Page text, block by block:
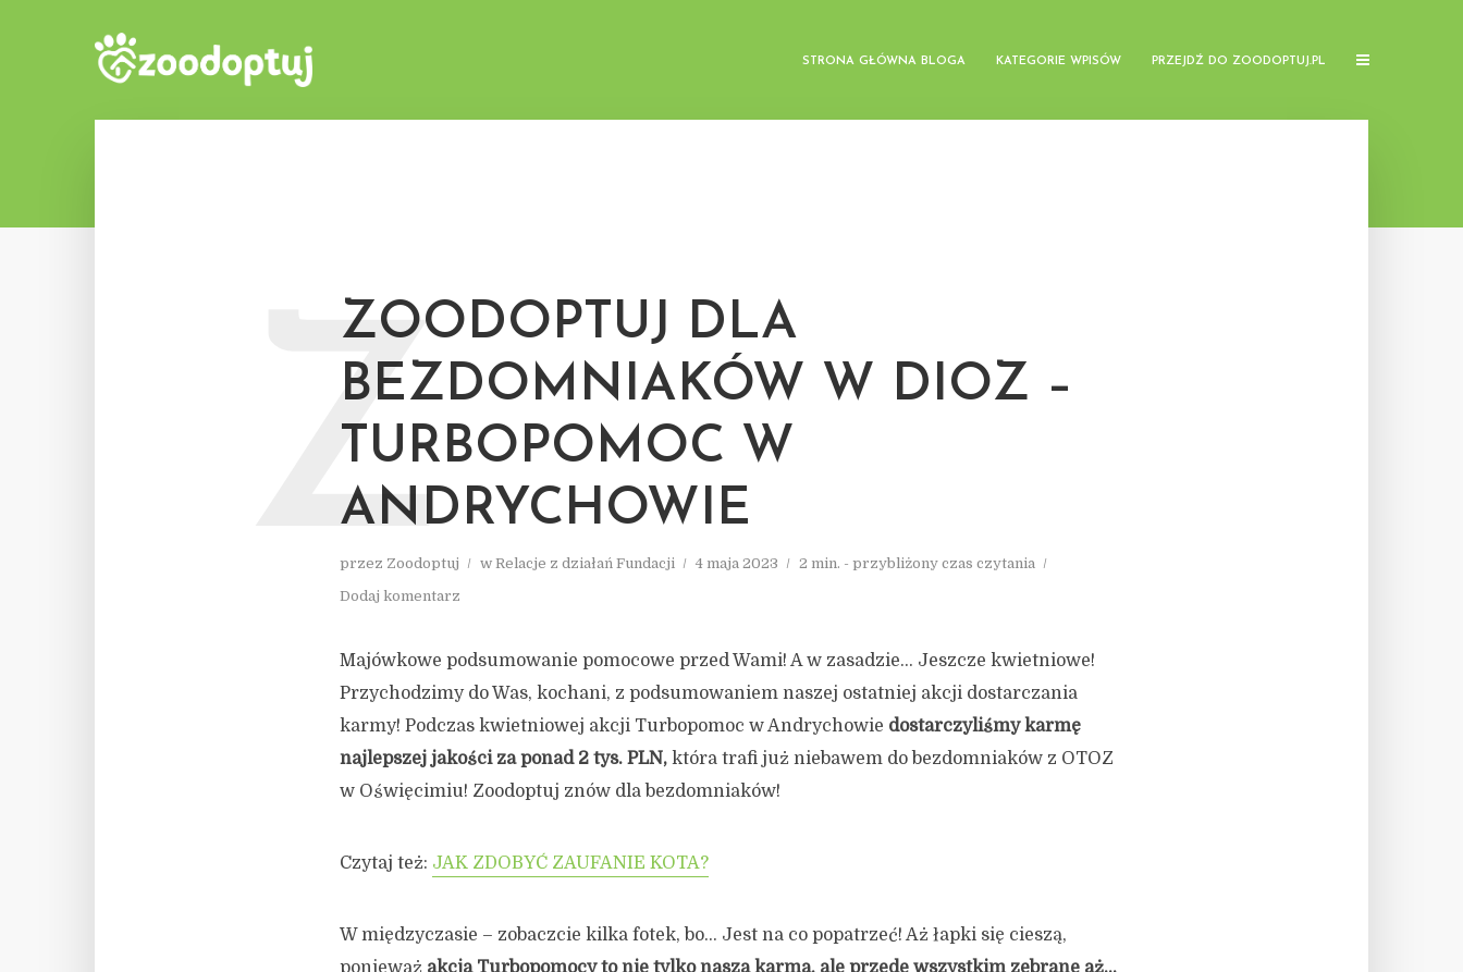
STRONA GŁÓWNA BLOGA KATEGORIE WPISÓW PRZEJDŹ DO ZOODOPTUJ.PL
ZOODOPTUJ DLA
BEZDOMNIAKÓW W DIOZ –
TURBOPOMOC W
ANDRYCHOWIE
przez Zoodoptuj w Relacje z działań Fundacji 4 maja 2023
2 min. - przybliżony czas czytania
Dodaj komentarz
Z
Majówkowe podsumowanie pomocowe przed Wami! A w zasadzie… Jeszcze kwietniowe!
Przychodzimy do Was, kochani, z podsumowaniem naszej ostatniej akcji dostarczania
karmy! Podczas kwietniowej akcji Turbopomoc w Andrychowie dostarczyliśmy karmę
najlepszej jakości za ponad 2 tys. PLN, która trafi już niebawem do bezdomniaków z OTOZ
w Oświęcimiu! Zoodoptuj znów dla bezdomniaków!
Czytaj też: JAK ZDOBYĆ ZAUFANIE KOTA?
W międzyczasie – zobaczcie kilka fotek, bo… Jest na co popatrzeć! Aż łapki się cieszą,
ponieważ akcja Turbopomocy to nie tylko nasza karma, ale przede wszystkim zebrane aż…